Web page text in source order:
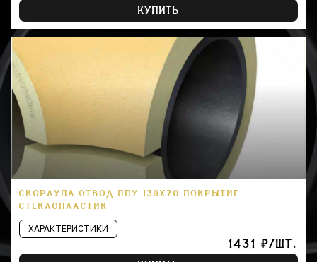
КУПИТЬ
СКОРЛУПА ОТВОД ППУ 139Х70 ПОКРЫТИЕ
СТЕКЛОПЛАСТИК
ХАРАКТЕРИСТИКИ
1431 ₽/ШТ.